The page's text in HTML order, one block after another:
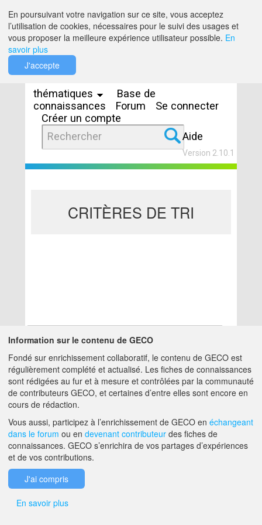
thématiques
Base de
connaissances
Forum
Se connecter
Créer un compte
Aide
Version 2.10.1
CRITÈRES DE TRI
Aucun résultat
A PROPOS DE GECO AIDE
F.A.Q. NOUS CONTACTER
En poursuivant votre navigation sur ce site, vous acceptez
l’utilisation de cookies, nécessaires pour le suivi des usages et
vous proposer la meilleure expérience utilisateur possible. En
savoir plus
J'accepte
Information sur le contenu de GECO
Fondé sur enrichissement collaboratif, le contenu de GECO est
régulièrement complété et actualisé. Les fiches de connaissances
sont rédigées au fur et à mesure et contrôlées par la communauté
de contributeurs GECO, et certaines d’entre elles sont encore en
cours de rédaction.
Vous aussi, participez à l’enrichissement de GECO en échangeant
dans le forum ou en devenant contributeur des fiches de
connaissances. GECO s’enrichira de vos partages d’expériences
et de vos contributions.
J'ai compris
En savoir plus